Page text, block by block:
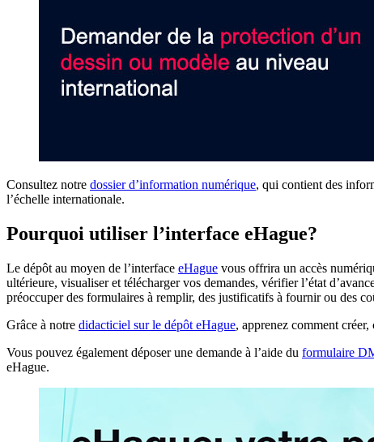
Consultez notre dossier d’information numérique, qui contient des
l’échelle internationale.
Pourquoi utiliser l’interface eHague?
Le dépôt au moyen de l’interface eHague vous offrira un accès
ultérieure, visualiser et télécharger vos demandes, vérifier l’état
préoccuper des formulaires à remplir, des justificatifs à fournir ou des
Grâce à notre didacticiel sur le dépôt eHague, apprenez comment
Vous pouvez également déposer une demande à l’aide du formulaire
eHague.